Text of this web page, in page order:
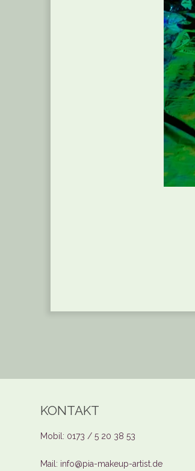
KONTAKT
Mobil: 0173 / 5 20 38 53
Mail: info@pia-makeup-artist.de